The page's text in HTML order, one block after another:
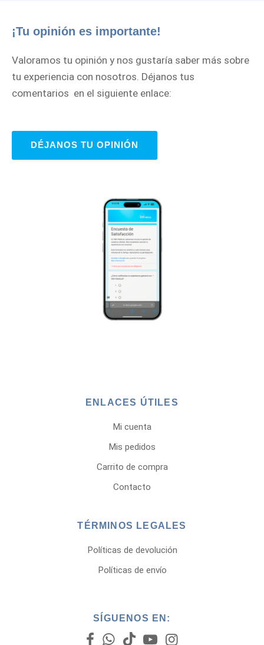
¡Tu opinión es importante!
Valoramos tu opinión y nos gustaría saber más sobre
tu experiencia con nosotros. Déjanos tus
comentarios en el siguiente enlace:
DÉJANOS TU OPINIÓN
ENLACES ÚTILES
Mi cuenta
Mis pedidos
Carrito de compra
Contacto
TÉRMINOS LEGALES
Políticas de devolución
Políticas de envío
SÍGUENOS EN: